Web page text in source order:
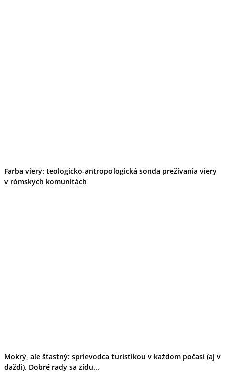
Farba viery: teologicko-antropologická sonda prežívania viery
v rómskych komunitách
Mokrý, ale šťastný: sprievodca turistikou v každom počasí (aj v
daždi). Dobré rady sa zídu...